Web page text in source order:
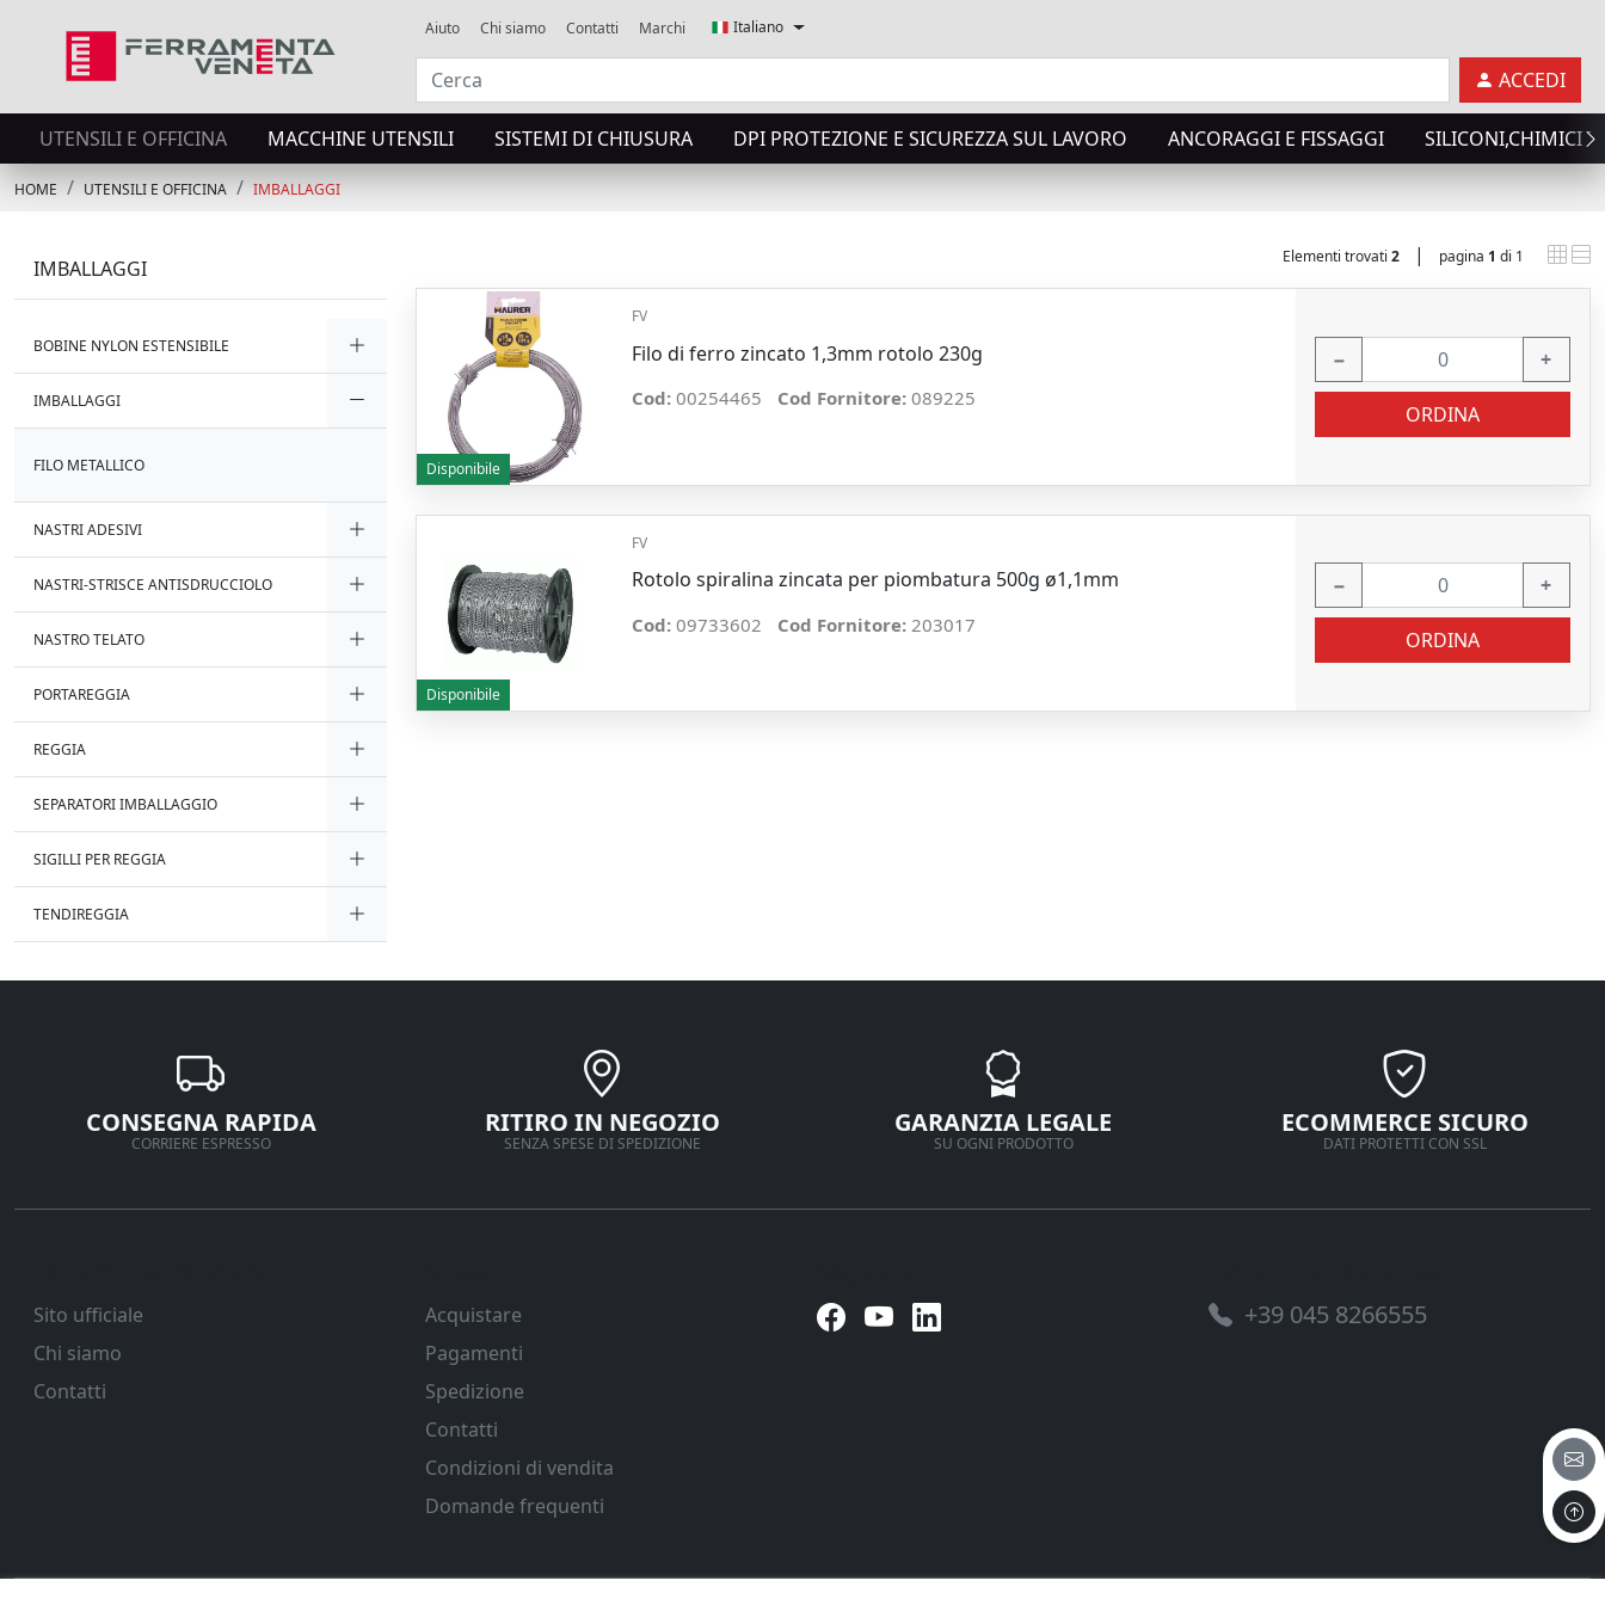
Aiuto Chi siamo Contatti Marchi Italiano
ACCEDI
UTENSILI E OFFICINA MACCHINE UTENSILI SISTEMI DI CHIUSURA DPI PROTEZIONE E SICUREZZA SUL LAVORO ANCORAGGI E FISSAGGI SILICONI,CHIMICI
HOME UTENSILI E OFFICINA IMBALLAGGI
IMBALLAGGI
BOBINE NYLON ESTENSIBILE
IMBALLAGGI
FILO METALLICO
NASTRI ADESIVI
NASTRI-STRISCE ANTISDRUCCIOLO
NASTRO TELATO
PORTAREGGIA
REGGIA
SEPARATORI IMBALLAGGIO
SIGILLI PER REGGIA
TENDIREGGIA
Elementi trovati 2 | pagina 1 di 1
Disponibile
FV
Filo di ferro zincato 1,3mm rotolo 230g
Cod: 00254465 Cod Fornitore: 089225
− +
ORDINA
Disponibile
FV
Rotolo spiralina zincata per piombatura 500g ø1,1mm
Cod: 09733602 Cod Fornitore: 203017
− +
ORDINA
CONSEGNA RAPIDA
CORRIERE ESPRESSO
RITIRO IN NEGOZIO
SENZA SPESE DI SPEDIZIONE
GARANZIA LEGALE
SU OGNI PRODOTTO
ECOMMERCE SICURO
DATI PROTETTI CON SSL
Sito ufficiale
Chi siamo
Contatti
Acquistare
Pagamenti
Spedizione
Contatti
Condizioni di vendita
Domande frequenti
+39 045 8266555